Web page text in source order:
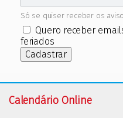
Só se quiser receber os
Quero receber
feriados
Cadastrar
Calendário Online